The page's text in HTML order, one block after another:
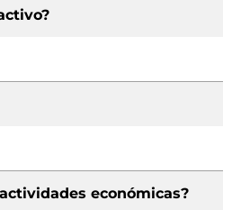
económicas?